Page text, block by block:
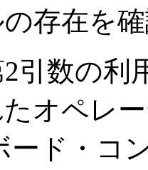
存在を
引数の利
オペレ
ード・コ